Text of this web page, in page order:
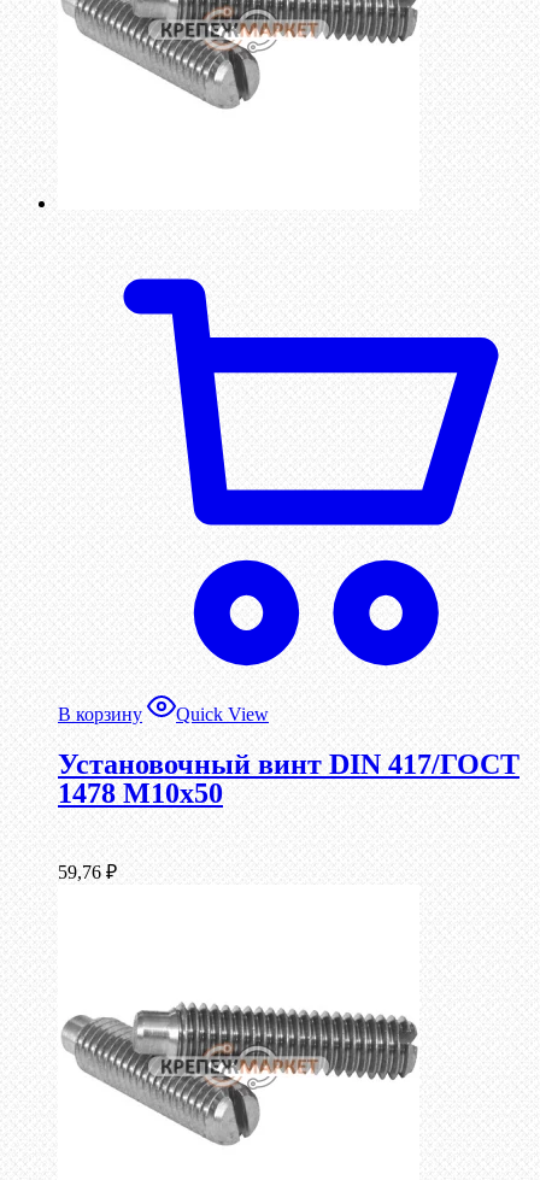
В корзину Quick View
Установочный винт DIN 417/ГОСТ
1478 М10х50
59,76 ₽